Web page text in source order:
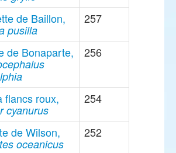
de Baillon,
pusilla
257
de Bonaparte, 256
flancs roux,
cyanurus
254
de Wilson,
oceanicus
252